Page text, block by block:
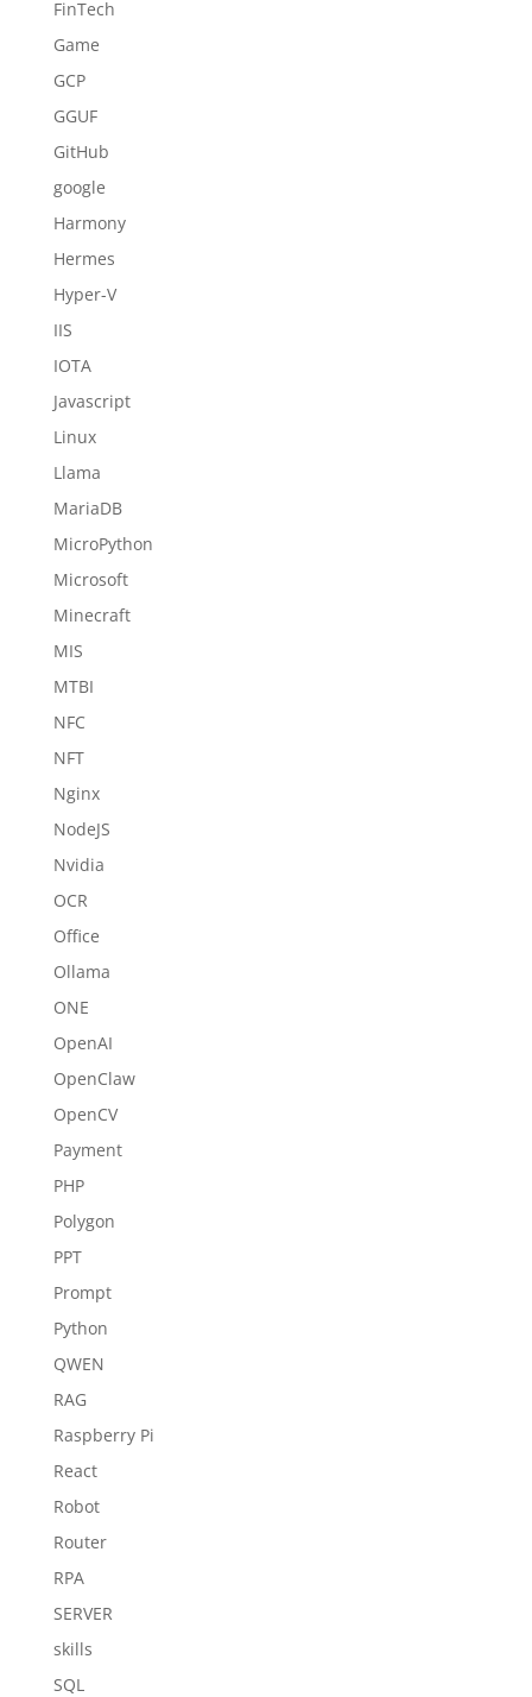
FinTech
Game
GCP
GGUF
GitHub
google
Harmony
Hermes
Hyper-V
IIS
IOTA
Javascript
Linux
Llama
MariaDB
MicroPython
Microsoft
Minecraft
MIS
MTBI
NFC
NFT
Nginx
NodeJS
Nvidia
OCR
Office
Ollama
ONE
OpenAI
OpenClaw
OpenCV
Payment
PHP
Polygon
PPT
Prompt
Python
QWEN
RAG
Raspberry Pi
React
Robot
Router
RPA
SERVER
skills
SQL